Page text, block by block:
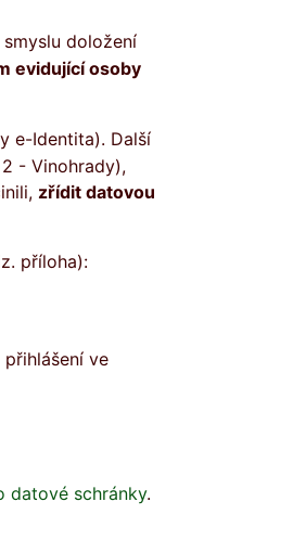
evidující osoby
e-Identita). Další
- Vinohrady),
zřídit datovou
příloha):
ve
datové schránky.